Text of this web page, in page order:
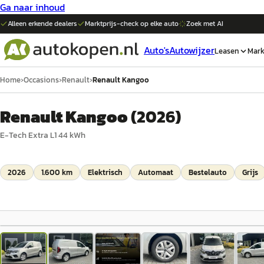
Ga naar inhoud
Alleen erkende dealers Marktprijs-check op elkeauto Zoek met AI
Auto'sAutowijzerLeasen
Home›Occasions›Renault›Renault Kangoo
Renault Kangoo(2026)
E-Tech Extra L1 44 kWh
2026 1.600 km Elektrisch Automaat Bestelauto Grijs